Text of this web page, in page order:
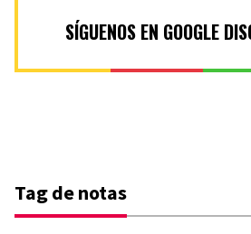
SÍGUENOS EN GOOGLE
Tag de notas